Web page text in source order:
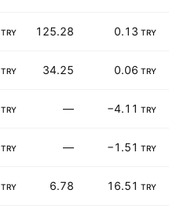
TRY 125.28 0.13 TRY
TRY 34.25 0.06 TRY
TRY — −4.11 TRY
TRY — −1.51 TRY
TRY 6.78 16.51 TRY